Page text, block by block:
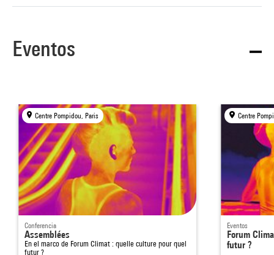
Eventos
Centre Pompidou, Paris
Conferencia
Assemblées
En el marco de Forum Climat : quelle culture pour quel
futur ?
Centre
Eventos
Forum
futur ?